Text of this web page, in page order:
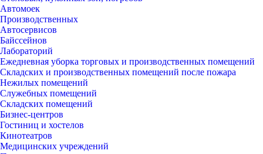
Автомоек
Производственных
Автосервисов
Байссейнов
Лабораторий
Ежедневная уборка торговых и производственных помещений
Складских и производственных помещений после пожара
Нежилых помещений
Служебных помещений
Складских помещений
Бизнес-центров
Гостиниц и хостелов
Кинотеатров
Медицинских учреждений